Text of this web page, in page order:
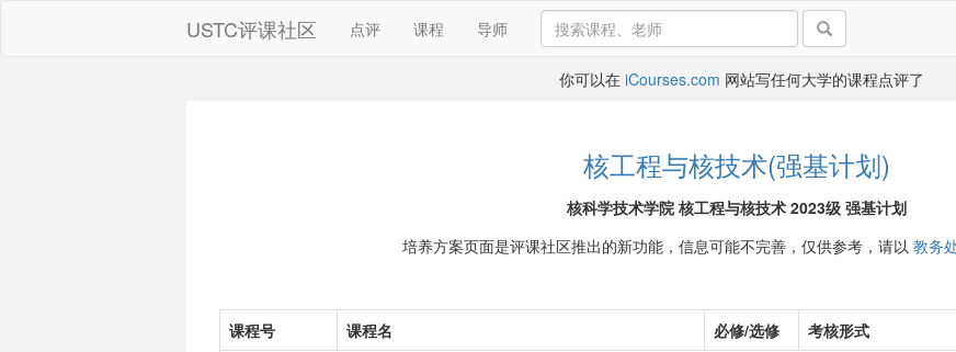
USTC评课社区 点评 课程 导师
你可以在 iCourses.com 网站写任何大学的课程点评了
核工程与核技术(强基计划)
核科学技术学院 核工程与核技术 2023级 强基计划
培养方案页面是评课社区推出的新功能，信息可能不完善，仅供参考，请以 教务
课程号 课程名 必修/选修 考核形式